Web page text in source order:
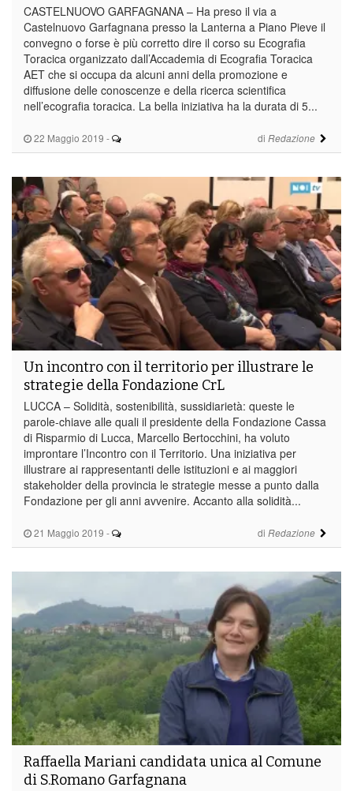
22 Maggio 2019 - di Redazione
CASTELNUOVO GARFAGNANA – Ha preso il via a
Castelnuovo Garfagnana presso la Lanterna a Piano Pieve il
convegno o forse è più corretto dire il corso su Ecografia
Toracica organizzato dall’Accademia di Ecografia Toracica
AET che si occupa da alcuni anni della promozione e
diffusione delle conoscenze e della ricerca scientifica
nell’ecografia toracica. La bella iniziativa ha la durata di 5...
21 Maggio 2019 - di Redazione
Un incontro con il territorio per illustrare le
strategie della Fondazione CrL
LUCCA – Solidità, sostenibilità, sussidiarietà: queste le
parole-chiave alle quali il presidente della Fondazione Cassa
di Risparmio di Lucca, Marcello Bertocchini, ha voluto
improntare l’Incontro con il Territorio. Una iniziativa per
illustrare ai rappresentanti delle istituzioni e ai maggiori
stakeholder della provincia le strategie messe a punto dalla
Fondazione per gli anni avvenire. Accanto alla solidità...
Raffaella Mariani candidata unica al Comune
di S.Romano Garfagnana